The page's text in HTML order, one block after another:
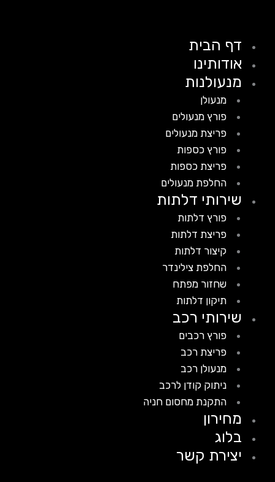
דף הבית
אודותינו
מנעולנות
מנעולן
פורץ מנעולים
פריצת מנעולים
פורץ כספות
פריצת כספות
החלפת מנעולים
שירותי דלתות
פורץ דלתות
פריצת דלתות
קיצור דלתות
החלפת צילינדר
שחזור מפתח
תיקון דלתות
שירותי רכב
פורץ רכבים
פריצת רכב
מנעולן רכב
ניתוק קודן לרכב
התקנת מחסום חניה
מחירון
בלוג
יצירת קשר